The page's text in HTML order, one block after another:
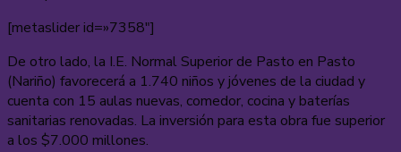
[metaslider id=»7358″]
De otro lado, la I.E. Normal Superior de Pasto en Pasto
(Nariño) favorecerá a 1.740 niños y jóvenes de la ciudad y
cuenta con 15 aulas nuevas, comedor, cocina y baterías
sanitarias renovadas. La inversión para esta obra fue superior
a los $7.000 millones.